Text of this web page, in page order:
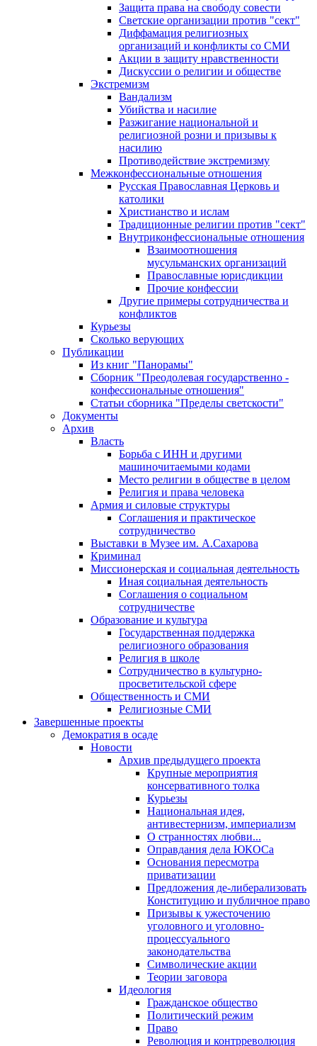
Защита права на свободу совести
Светские организации против "сект"
Диффамация религиозных
организаций и конфликты со СМИ
Акции в защиту нравственности
Дискуссии о религии и обществе
Экстремизм
Вандализм
Убийства и насилие
Разжигание национальной и
религиозной розни и призывы к
насилию
Противодействие экстремизму
Межконфессиональные отношения
Русская Православная Церковь и
католики
Христианство и ислам
Традиционные религии против "сект"
Внутриконфессиональные отношения
Взаимоотношения
мусульманских организаций
Православные юрисдикции
Прочие конфессии
Другие примеры сотрудничества и
конфликтов
Курьезы
Сколько верующих
Публикации
Из книг "Панорамы"
Сборник "Преодолевая государственно -
конфессиональные отношения"
Статьи сборника "Пределы светскости"
Документы
Архив
Власть
Борьба с ИНН и другими
машиночитаемыми кодами
Место религии в обществе в целом
Религия и права человека
Армия и силовые структуры
Соглашения и практическое
сотрудничество
Выставки в Музее им. А.Сахарова
Криминал
Миссионерская и социальная деятельность
Иная социальная деятельность
Соглашения о социальном
сотрудничестве
Образование и культура
Государственная поддержка
религиозного образования
Религия в школе
Сотрудничество в культурно-
просветительской сфере
Общественность и СМИ
Религиозные СМИ
Завершенные проекты
Демократия в осаде
Новости
Архив предыдущего проекта
Крупные мероприятия
консервативного толка
Курьезы
Национальная идея,
антивестернизм, империализм
О странностях любви...
Оправдания дела ЮКОСа
Основания пересмотра
приватизации
Предложения де-либерализовать
Конституцию и публичное право
Призывы к ужесточению
уголовного и уголовно-
процессуального
законодательства
Символические акции
Теории заговора
Идеология
Гражданское общество
Политический режим
Право
Революция и контрреволюция